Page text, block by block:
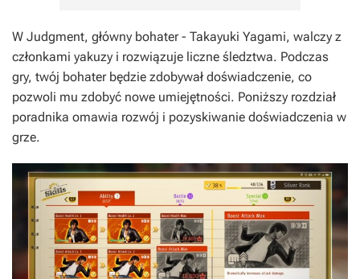
W Judgment, główny bohater - Takayuki Yagami, walczy z
członkami yakuzy i rozwiązuje liczne śledztwa. Podczas
gry, twój bohater będzie zdobywał doświadczenie, co
pozwoli mu zdobyć nowe umiejętności. Poniższy rozdział
poradnika omawia rozwój i pozyskiwanie doświadczenia w
grze.